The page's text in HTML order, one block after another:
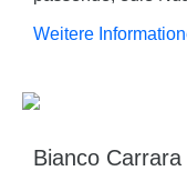
Weitere
Bianco